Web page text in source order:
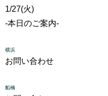
1/27(火)
-本日のご案内-
横浜
お問い合わせ
船橋